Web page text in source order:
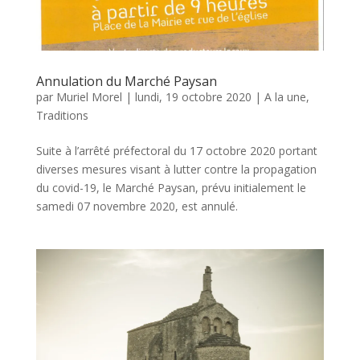
Annulation du Marché Paysan
par Muriel Morel | lundi, 19 octobre 2020 | A la une,
Traditions
Suite à l’arrêté préfectoral du 17 octobre 2020 portant
diverses mesures visant à lutter contre la propagation
du covid-19, le Marché Paysan, prévu initialement le
samedi 07 novembre 2020, est annulé.